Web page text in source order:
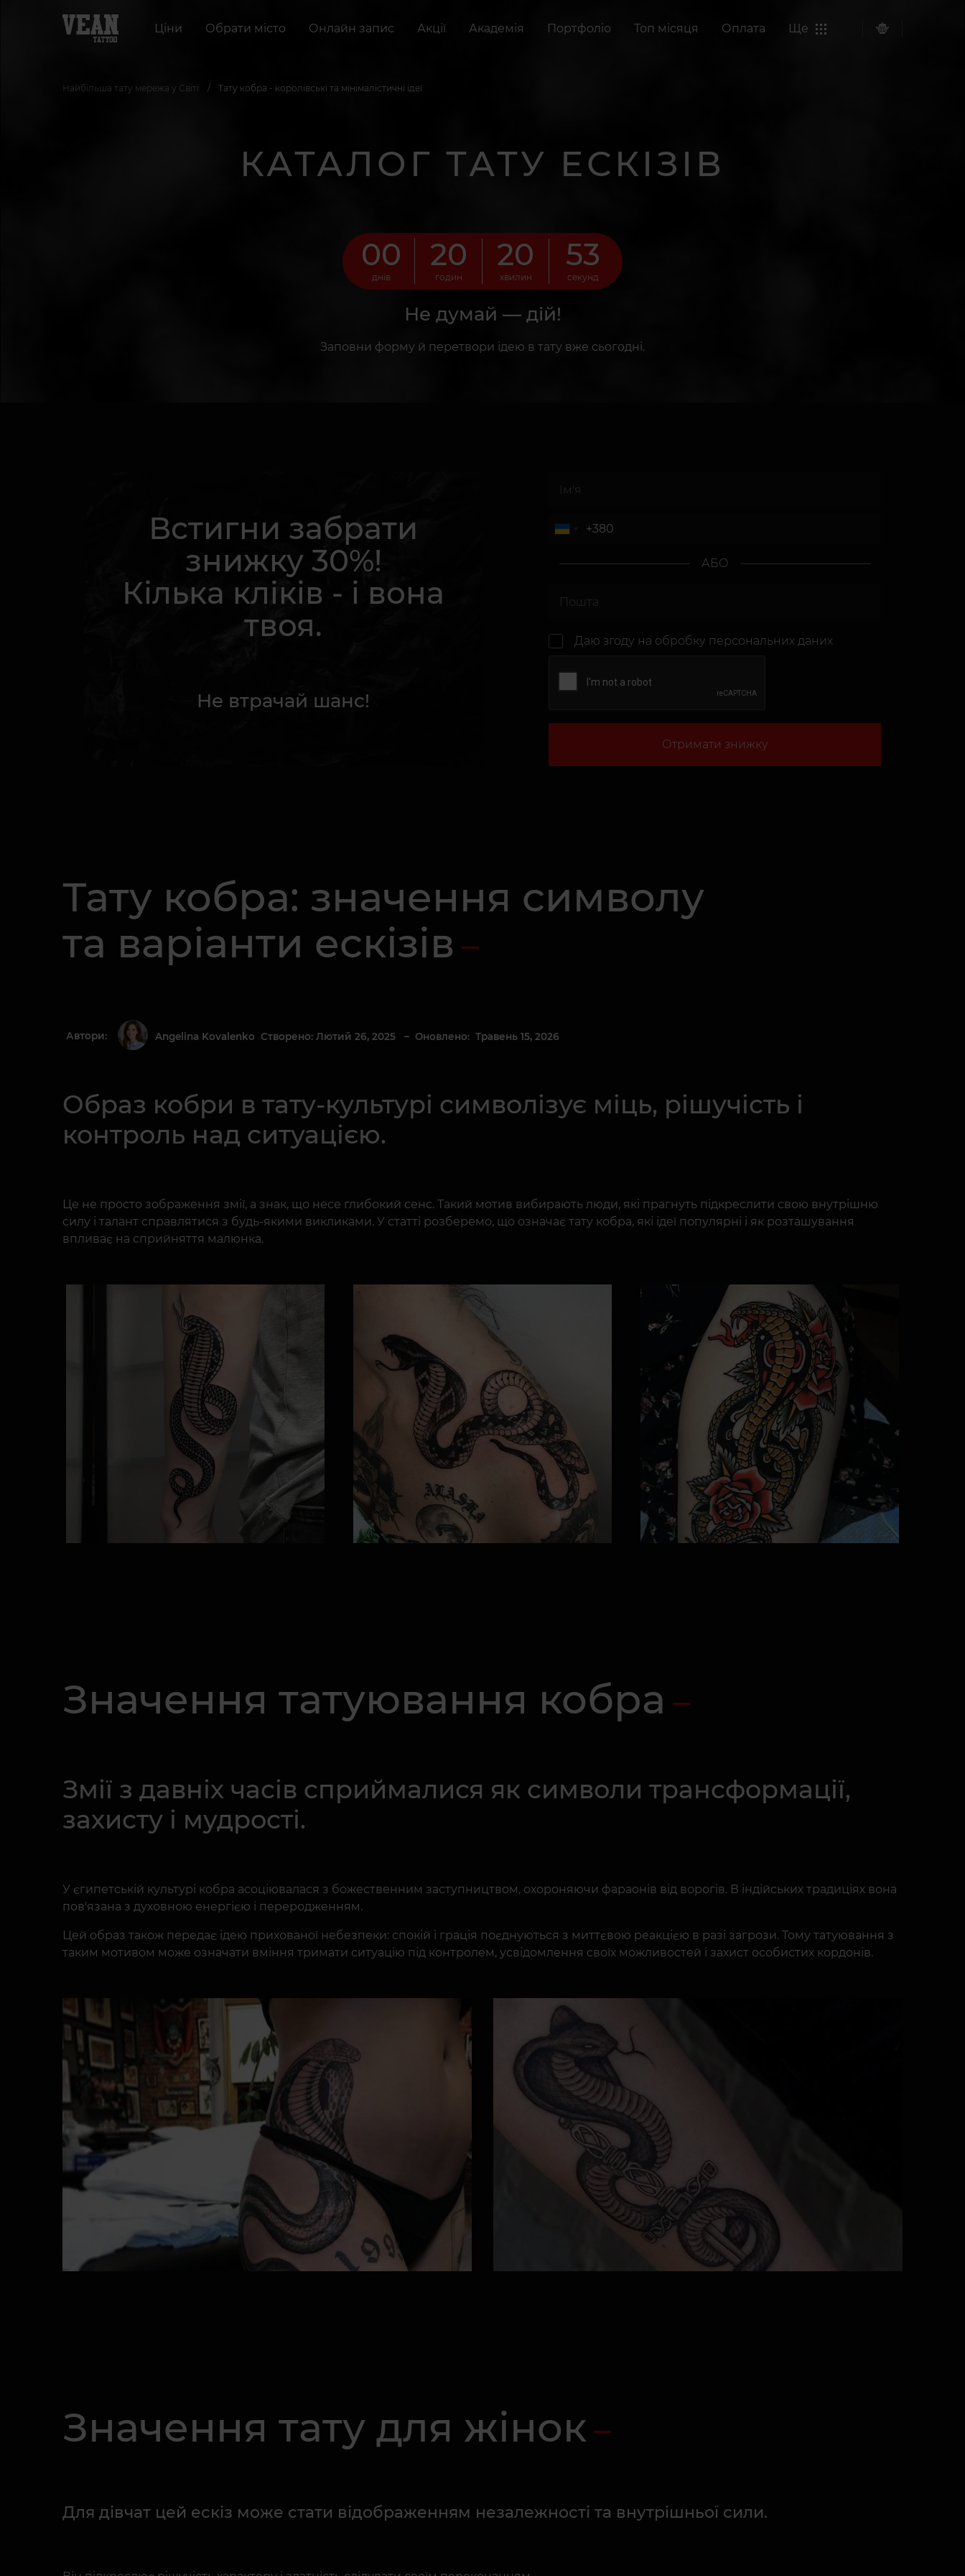
Ціни Обрати місто Онлайн запис Акції Академія Портфоліо Топ місяця Оплата Ще
Найбільша тату мережа у Світі Тату кобра - королівські та мінімалістичні ідеї
КАТАЛОГ ТАТУ ЕСКІЗІВ
00
днів
20
годин
20
хвилин
52
секунд
Не думай — дій!
Заповни форму й перетвори ідею в тату вже сьогодні.
Встигни забрати
знижку 30%!
Кілька кліків - і вона
твоя.
Не втрачай шанс!
АБО
Даю згоду на обробку персональних даних
Отримати знижку
Тату кобра: значення символу
та варіанти ескізів
Автори: Angelina Kovalenko Створено: Лютий 26, 2025 – Оновлено: Травень 15, 2026
Образ кобри в тату-культурі символізує міць, рішучість і
контроль над ситуацією.
Це не просто зображення змії, а знак, що несе глибокий сенс. Такий мотив вибирають люди, які прагнуть підкреслити свою внутрішню
силу і талант справлятися з будь-якими викликами. У статті розберемо, що означає тату кобра, які ідеї популярні і як розташування
впливає на сприйняття малюнка.
Значення татуювання кобра
Змії з давніх часів сприймалися як символи трансформації,
захисту і мудрості.
У єгипетській культурі кобра асоціювалася з божественним заступництвом, охороняючи фараонів від ворогів. В індійських традиціях вона
пов'язана з духовною енергією і переродженням.
Цей образ також передає ідею прихованої небезпеки: спокій і грація поєднуються з миттєвою реакцією в разі загрози. Тому татуювання з
таким мотивом може означати вміння тримати ситуацію під контролем, усвідомлення своїх можливостей і захист особистих кордонів.
Значення тату для жінок
Для дівчат цей ескіз може стати відображенням незалежності та внутрішньої сили.